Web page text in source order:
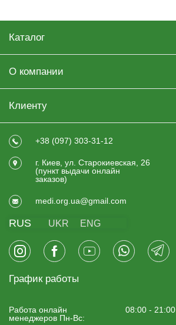
Каталог
О компании
Клиенту
+38 (097) 303-31-12
г. Киев, ул. Старокиевская, 26
(пункт выдачи онлайн
заказов)
medi.org.ua@gmail.com
RUS UKR ENG
График работы
Работа онлайн
менеджеров Пн-Вс:
08:00 - 21:00